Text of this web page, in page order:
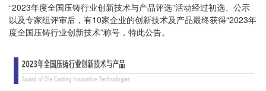
“2023年度全国压铸行业创新技术与产品评选”活动经过初选、公示
以及专家组评审后，有10家企业的创新技术及产品最终获得“2023年
度全国压铸行业创新技术”称号，特此公告。